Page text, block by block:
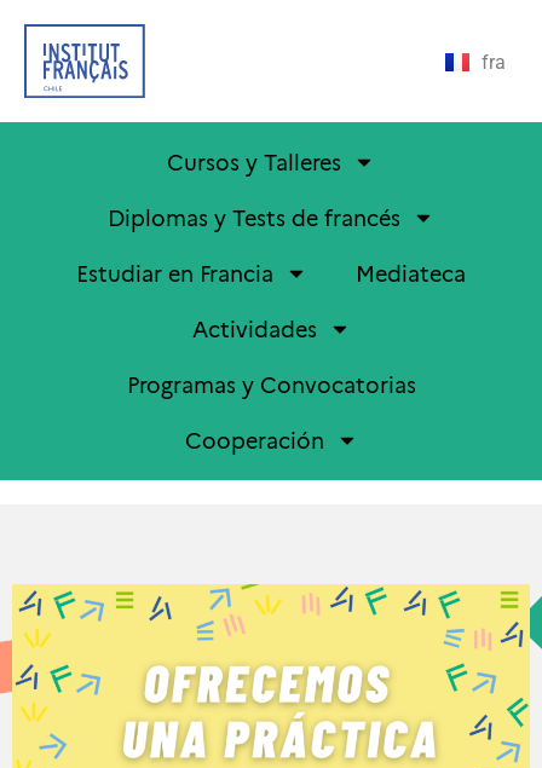
fra
Cursos y Talleres
Diplomas y Tests de francés
Estudiar en Francia
Mediateca
Actividades
Programas y Convocatorias
Cooperación